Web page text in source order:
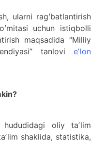
ularni ragʻbatlantirish
uchun istiqbolli
maqsadida “Milliy
tanlovi eʼlon
hududidagi oliy taʼlim
shaklida, statistika,